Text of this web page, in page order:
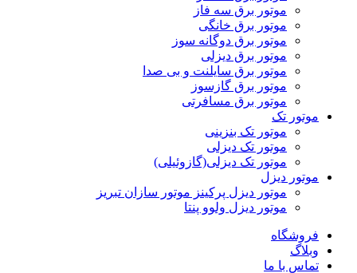
موتور برق سه فاز
موتور برق خانگی
موتور برق دوگانه سوز
موتور برق دیزلی
موتور برق سایلنت و بی صدا
موتور برق گازسوز
موتور برق مسافرتی
موتور تک
موتور تک بنزینی
موتور تک دیزلی
موتور تک دیزلی(گازوئیلی)
موتور دیزل
موتور دیزل پرکینز موتور سازان تبریز
موتور دیزل ولوو پنتا
فروشگاه
وبلاگ
تماس با ما